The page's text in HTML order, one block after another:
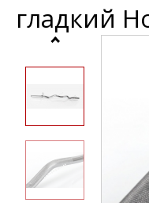
гладкий